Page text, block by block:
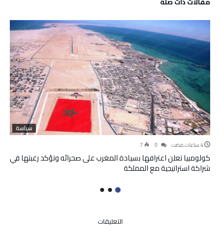
سياسة
7
كولومبيا تعلن اعترافها بسيادة المغرب على صحرائه وتؤكد رغبتها في
شراكة استراتيجية مع المملكة
التعليقات